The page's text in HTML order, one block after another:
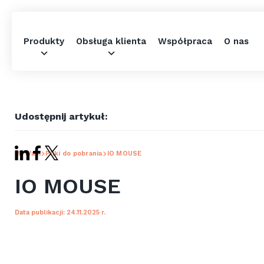
Produkty Obsługa klienta Współpraca O nas
MyWam Pliki do pobrania IO MOUSE
IO MOUSE
Data publikacji: 24.11.2025 r.
Udostępnij artykuł: